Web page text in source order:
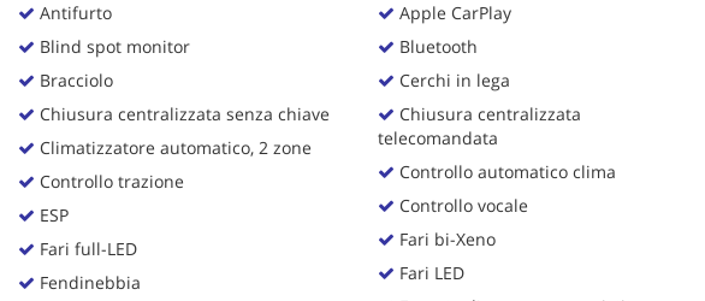
Antifurto
Blind spot monitor
Bracciolo
Chiusura centralizzata senza chiave
Climatizzatore automatico, 2 zone
Controllo trazione
ESP
Fari full-LED
Fendinebbia
Apple CarPlay
Bluetooth
Cerchi in lega
Chiusura centralizzata
telecomandata
Controllo automatico clima
Controllo vocale
Fari bi-Xeno
Fari LED
scelte
in
qualsiasi